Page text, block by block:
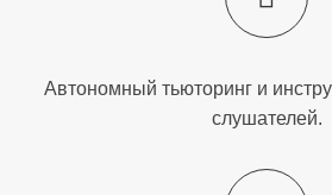
Автономный тьюторинг и
слушателей.